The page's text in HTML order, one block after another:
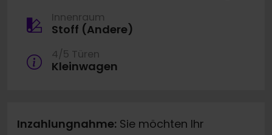
Innenraum
Stoff (Andere)
4/5 Türen
Kleinwagen
Inzahlungnahme: Sie möchten Ihr